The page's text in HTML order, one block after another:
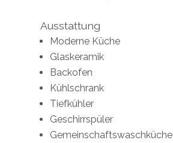
Ausstattung
Moderne Küche
Glaskeramik
Backofen
Kühlschrank
Tiefkühler
Geschirrspüler
Gemeinschaftswaschküche